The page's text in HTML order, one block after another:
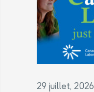
29 juillet, 2026